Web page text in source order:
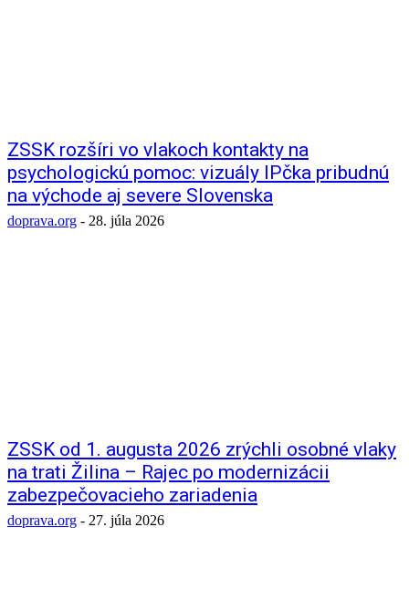
ZSSK rozšíri vo vlakoch kontakty na
psychologickú pomoc: vizuály IPčka pribudnú
na východe aj severe Slovenska
doprava.org - 28. júla 2026
ZSSK od 1. augusta 2026 zrýchli osobné vlaky
na trati Žilina – Rajec po modernizácii
zabezpečovacieho zariadenia
doprava.org - 27. júla 2026